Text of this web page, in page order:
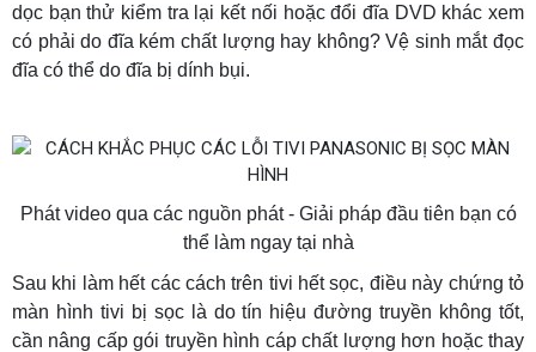
dọc bạn thử kiểm tra lại kết nối hoặc đổi đĩa DVD khác xem
có phải do đĩa kém chất lượng hay không? Vệ sinh mắt đọc
đĩa có thể do đĩa bị dính bụi.
Phát video qua các nguồn phát - Giải pháp đầu tiên bạn có
thể làm ngay tại nhà
Sau khi làm hết các cách trên tivi hết sọc, điều này chứng tỏ
màn hình tivi bị sọc là do tín hiệu đường truyền không tốt,
cần nâng cấp gói truyền hình cáp chất lượng hơn hoặc thay